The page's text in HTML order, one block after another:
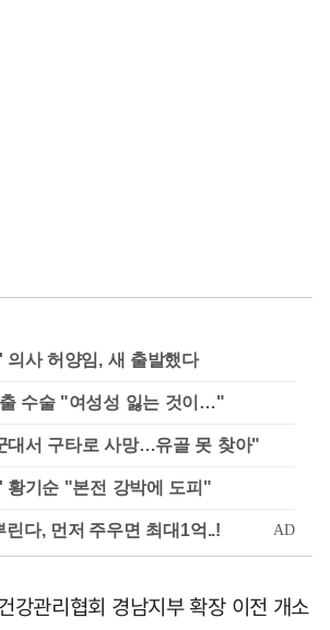
의사 허양임, 새 출발했다
수술 "여성성 잃는 것이…"
대서 구타로 사망…유골 못 찾아"
황기순 "본전 강박에 도피"
관리협회 경남지부 확장 이전 개소